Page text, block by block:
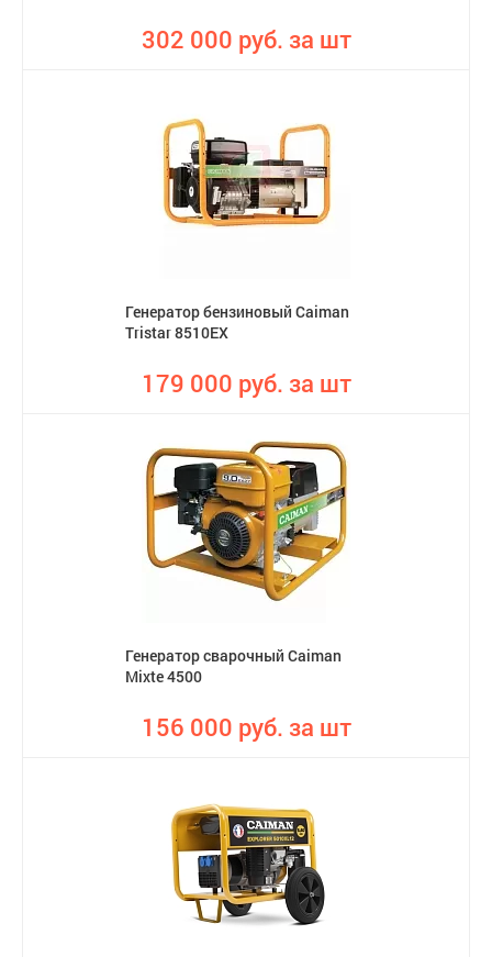
302 000 руб. за шт
Генератор бензиновый Caiman
Tristar 8510EX
179 000 руб. за шт
Генератор сварочный Caiman
Mixte 4500
156 000 руб. за шт